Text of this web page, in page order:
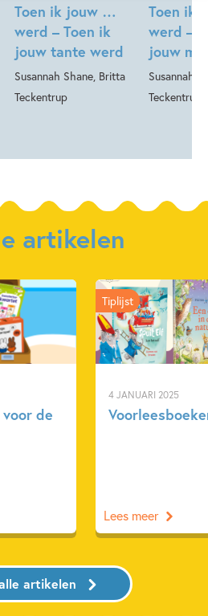
Toen ik jouw …
werd – Toen ik
jouw tante werd
Susannah Shane, Britta
Teckentrup
Toen ik
werd –
jouw
Susannah
Teckentrup
artikelen
de
4 JANUARI 2025
Tiplijst
Lees meer
artikelen